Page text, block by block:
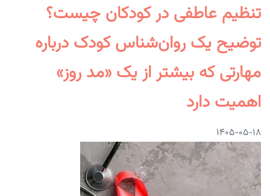
تنظیم عاطفی در کودکان چیست؟
توضیح یک روان‌شناس کودک درباره
مهارتی که بیشتر از یک «مد روز»
اهمیت دارد
۱۴۰۵-۰۵-۱۸